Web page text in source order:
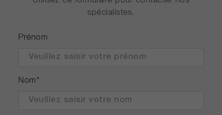
spécialistes.
Prénom
Nom*